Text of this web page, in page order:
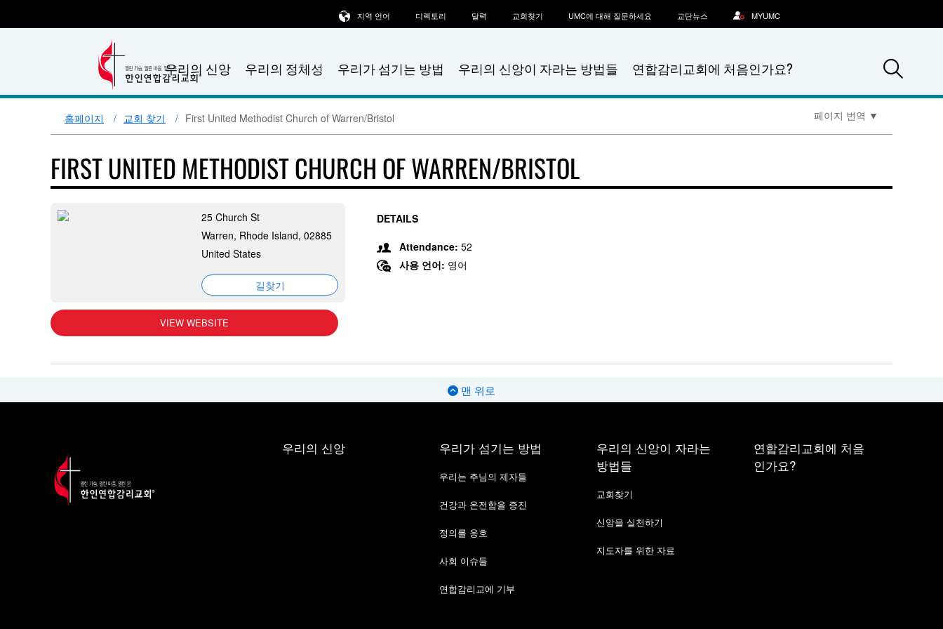
우리의 신앙 우리의 정체성 우리가 섬기는 방법 우리의 신앙이 자라는 방법들 연합감리교회에 처음인가요?
지역 언어 디렉토리 달력 교회찾기 UMC에 대해 질문하세요 교단뉴스 MYUMC
홈페이지 교회 찾기 First United Methodist Church of Warren/Bristol 페이지 번역 ▼
FIRST UNITED METHODIST CHURCH OF WARREN/BRISTOL
25 Church St
Warren, Rhode Island, 02885
United States
길찾기
VIEW WEBSITE
DETAILS
Attendance: 52
사용 언어: 영어
맨 위로
우리의 신앙 우리가 섬기는 방법
우리는 주님의 제자들
건강과 온전함을 증진
정의를 옹호
사회 이슈들
연합감리교에 기부
우리의 신앙이 자라는
방법들
교회찾기
신앙을 실천하기
지도자를 위한 자료
연합감리교회에 처음
인가요?